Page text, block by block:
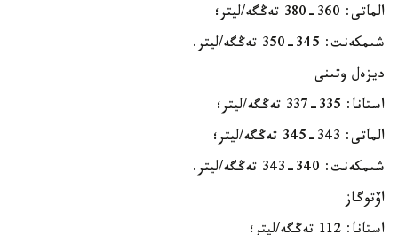
الماتى: 360-380 تەڭگە/ليتر؛
شىمكەنت: 345-350 تەڭگە/ليتر.
ديزەل وتىنى
استانا: 335-337 تەڭگە/ليتر؛
الماتى: 343-345 تەڭگە/ليتر؛
شىمكەنت: 340-343 تەڭگە/ليتر.
اۆتوگاز
استانا: 112 تەڭگە/ليتر؛